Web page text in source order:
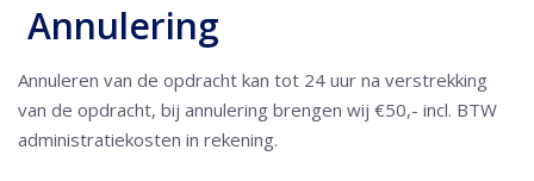
Annulering
Annuleren van de opdracht kan tot 24 uur na verstrekking
van de opdracht, bij annulering brengen wij €50,- incl. BTW
administratiekosten in rekening.